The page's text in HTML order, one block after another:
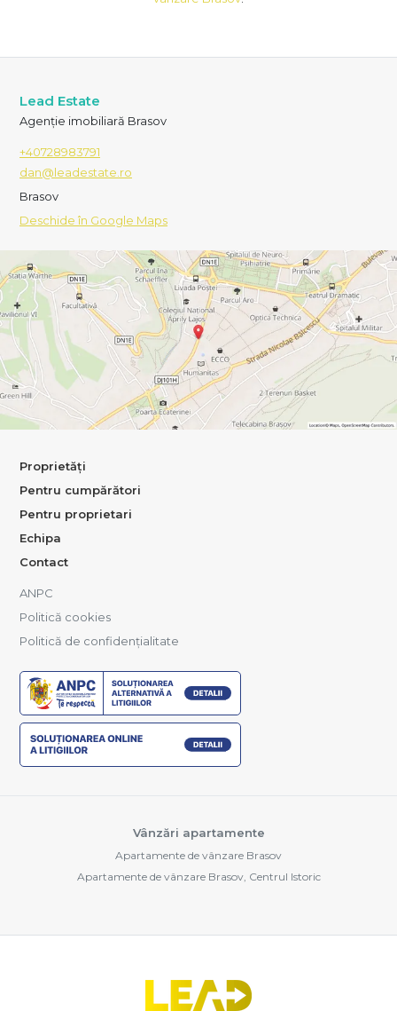
Lead Estate
Agenție imobiliară Brasov
+40728983791
dan@leadestate.ro
Brasov
Deschide în Google Maps
Proprietăți
Pentru cumpărători
Pentru proprietari
Echipa
Contact
ANPC
Politică cookies
Politică de confidențialitate
Vânzări apartamente
Apartamente de vânzare Brasov
Apartamente de vânzare Brasov, Centrul Istoric